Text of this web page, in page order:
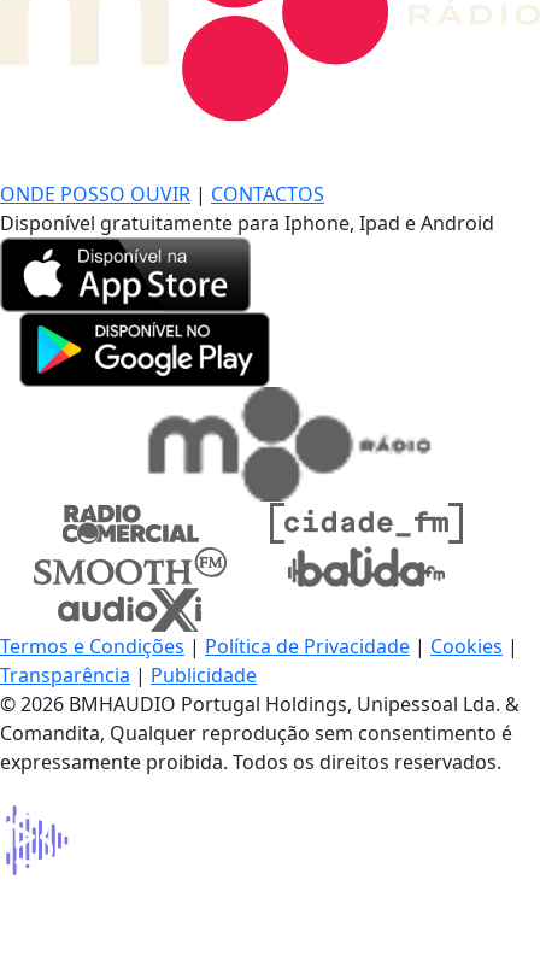
ONDE POSSO OUVIR | CONTACTOS
Disponível gratuitamente para Iphone, Ipad e Android
Termos e Condições | Política de Privacidade | Cookies |
Transparência | Publicidade
© 2026 BMHAUDIO Portugal Holdings, Unipessoal Lda. &
Comandita, Qualquer reprodução sem consentimento é
expressamente proibida. Todos os direitos reservados.